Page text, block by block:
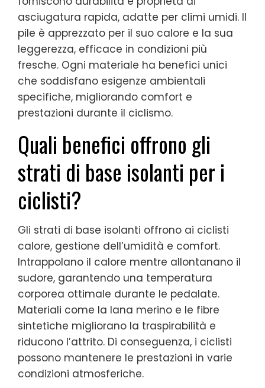
asciugatura rapida, adatte per climi umidi. Il
pile è apprezzato per il suo calore e la sua
leggerezza, efficace in condizioni più
fresche. Ogni materiale ha benefici unici
che soddisfano esigenze ambientali
specifiche, migliorando comfort e
prestazioni durante il ciclismo.
Quali benefici offrono gli
strati di base isolanti per i
ciclisti?
Gli strati di base isolanti offrono ai ciclisti
calore, gestione dell’umidità e comfort.
Intrappolano il calore mentre allontanano il
sudore, garantendo una temperatura
corporea ottimale durante le pedalate.
Materiali come la lana merino e le fibre
sintetiche migliorano la traspirabilità e
riducono l’attrito. Di conseguenza, i ciclisti
possono mantenere le prestazioni in varie
condizioni atmosferiche.